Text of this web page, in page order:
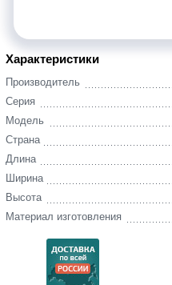
Характеристики
Производитель
Серия
Модель
Страна
Длина
Ширина
Высота
Материал изготовления